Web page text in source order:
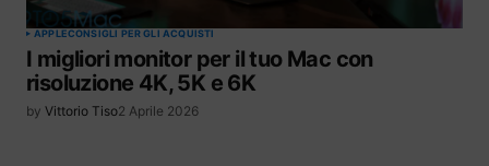
APPLECONSIGLI PER GLI ACQUISTI
I migliori monitor per il tuo Mac con
risoluzione 4K, 5K e 6K
by Vittorio Tiso2 Aprile 2026